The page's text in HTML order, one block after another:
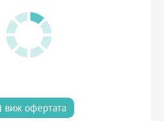
виж офертата